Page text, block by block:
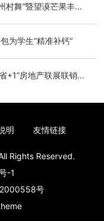
村舞”暨望谟芒果丰收
为学生“精准补钙”
+1”房地产联展联销活
明 友情链接
Rights Reserved.
-1
号